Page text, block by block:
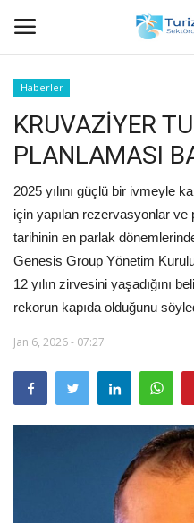
Anasayfa
Bize Ulaşın
Künye
Halil ÖNCÜ kimdir?
KVKK Aydınlatma Metni
Haberler
Görüntülü
Araştırma - İnceleme
Lezzet Durakları
Haberler
KRUVAZİYER
PLANLAMASI
2025 yılını güçlü bir ivmeyle
için yapılan rezervasyonlar
tarihinin en parlak
Genesis Group Yönetim
12 yılın zirvesini yaşadığını
rekorun kapıda olduğunu
Jan 6, 2026 - 07:27